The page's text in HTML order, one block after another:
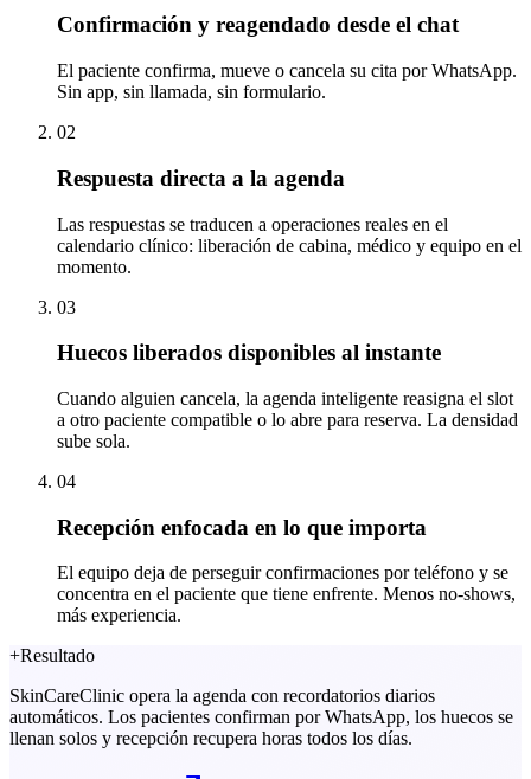
Confirmación y reagendado desde el chat
El paciente confirma, mueve o cancela su cita por WhatsApp.
Sin app, sin llamada, sin formulario.
02
Respuesta directa a la agenda
Las respuestas se traducen a operaciones reales en el
calendario clínico: liberación de cabina, médico y equipo en el
momento.
03
Huecos liberados disponibles al instante
Cuando alguien cancela, la agenda inteligente reasigna el slot
a otro paciente compatible o lo abre para reserva. La densidad
sube sola.
04
Recepción enfocada en lo que importa
El equipo deja de perseguir confirmaciones por teléfono y se
concentra en el paciente que tiene enfrente. Menos no-shows,
más experiencia.
+Resultado
SkinCareClinic opera la agenda con recordatorios diarios
automáticos. Los pacientes confirman por WhatsApp, los huecos se
llenan solos y recepción recupera horas todos los días.